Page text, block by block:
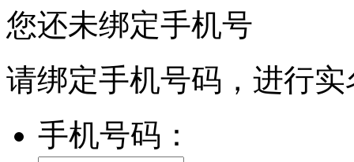
您还未绑定手机号
请绑定手机号码，进行
手机号码：